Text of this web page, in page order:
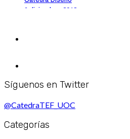
6 diciembre, 2018
Síguenos en Twitter
@CatedraTEF_UOC
Categorías